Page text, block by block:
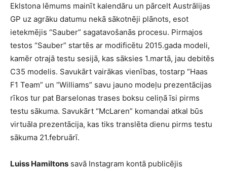
Eklstona lēmums mainīt kalendāru un pārcelt Austrālijas
GP uz agrāku datumu nekā sākotnēji plānots, esot
ietekmējis “Sauber” sagatavošanās procesu. Pirmajos
testos “Sauber” startēs ar modificētu 2015.gada modeli,
kamēr otrajā testu sesijā, kas sāksies 1.martā, jau debitēs
C35 modelis. Savukārt vairākas vienības, tostarp “Haas
F1 Team” un “Williams” savu jauno modeļu prezentācijas
rīkos tur pat Barselonas trases boksu celiņā īsi pirms
testu sākuma. Savukārt “McLaren” komandai atkal būs
virtuāla prezentācija, kas tiks translēta dienu pirms testu
sākuma 21.februārī.
Luiss Hamiltons savā Instagram kontā publicējis